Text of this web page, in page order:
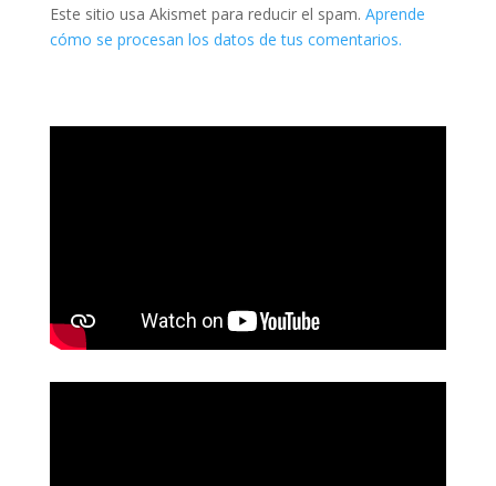
Este sitio usa Akismet para reducir el spam. Aprende
cómo se procesan los datos de tus comentarios.